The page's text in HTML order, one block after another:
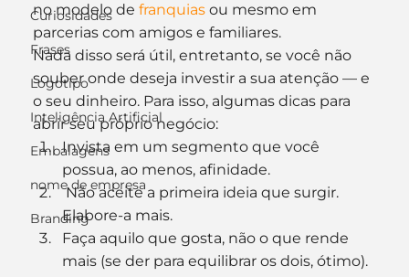
Curiosidades
Frases
Logotipo
Inteligência Artificial
Embalagens
nome de empresa
Branding
no modelo de franquias ou mesmo em
parcerias com amigos e familiares.
Nada disso será útil, entretanto, se você não
souber onde deseja investir a sua atenção — e
o seu dinheiro. Para isso, algumas dicas para
abrir seu próprio negócio:
Invista em um segmento que você
possua, ao menos, afinidade.
Não aceite a primeira ideia que surgir.
Elabore-a mais.
Faça aquilo que gosta, não o que rende
mais (se der para equilibrar os dois, ótimo).